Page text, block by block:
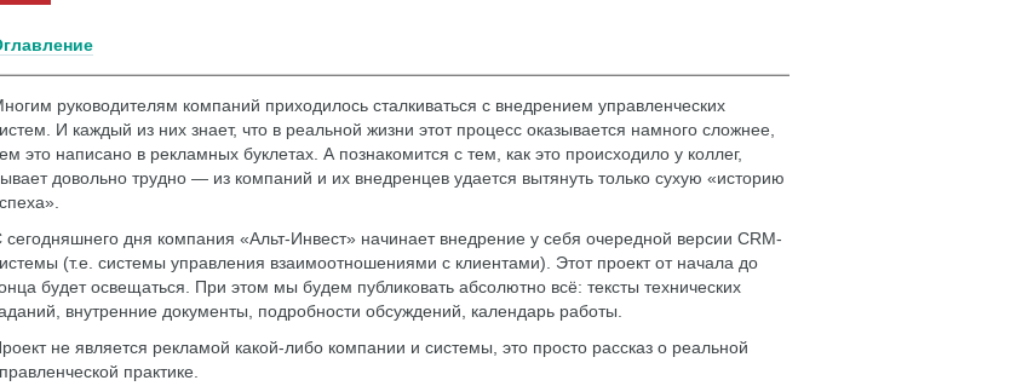
руководителям компаний приходилось сталкиваться с внедрением управленческих
И каждый из них знает, что в реальной жизни этот процесс оказывается намного сложнее,
это написано в рекламных буклетах. А познакомится с тем, как это происходило у коллег,
довольно трудно — из компаний и их внедренцев удается вытянуть только сухую «историю
сегодняшнего дня компания «Альт-Инвест» начинает внедрение у себя очередной версии CRM-
(т.е. системы управления взаимоотношениями с клиентами). Этот проект от начала до
будет освещаться. При этом мы будем публиковать абсолютно всё: тексты технических
внутренние документы, подробности обсуждений, календарь работы.
не является рекламой какой-либо компании и системы, это просто рассказ о реальной
практике.